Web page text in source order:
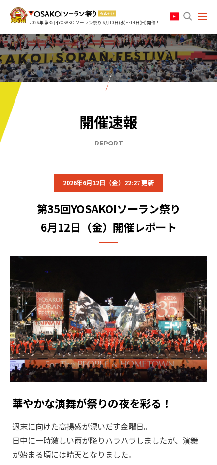
2026年 第35回YOSAKOIソーラン祭り 6月10日(水)～14日(日)開催！
search
開催速報
REPORT
2026年6月12日（金）22:27 更新
第35回YOSAKOIソーラン祭り
6⽉12⽇（金）開催レポート
華やかな演舞が祭りの夜を彩る！
週末に向けた高揚感が漂いだす金曜日。
日中に一時激しい雨が降りハラハラしましたが、演舞
が始まる頃には晴天となりました。